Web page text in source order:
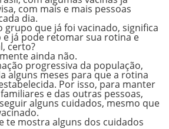
com mais e mais pessoas
dia.
grupo que já foi vacinado, significa
e já pode retomar sua rotina e
certo?
ainda não.
progressiva da população,
alguns meses para que a rotina
Por isso, para manter
e das outras pessoas,
alguns cuidados, mesmo que
te mostra alguns dos cuidados